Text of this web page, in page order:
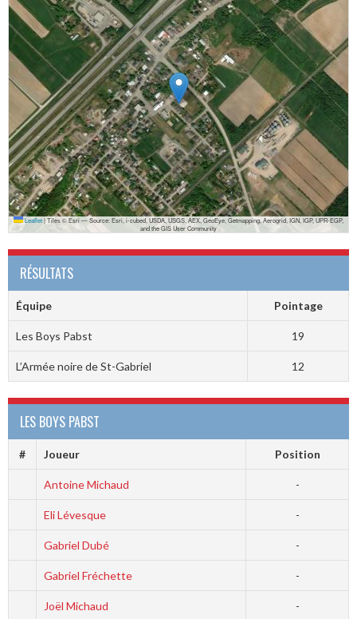
Leaflet|Tiles © Esri — Source: Esri, i-cubed, USDA, USGS, AEX, GeoEye, Getmapping, Aerogrid, IGN, IGP, UPR-EGP,
and the GIS User Community
RÉSULTATS
Équipe Pointage
Les Boys Pabst 19
L’Armée noire de St-Gabriel 12
LES BOYS PABST
# Joueur Position
Antoine Michaud -
Eli Lévesque -
Gabriel Dubé -
Gabriel Fréchette -
Joël Michaud -